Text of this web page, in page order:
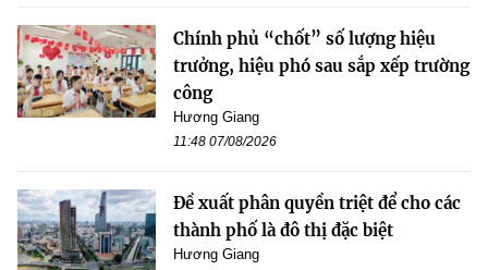
Chính phủ “chốt” số lượng hiệu
trưởng, hiệu phó sau sắp xếp trường
công
Hương Giang
11:48 07/08/2026
Đề xuất phân quyền triệt để cho các
thành phố là đô thị đặc biệt
Hương Giang